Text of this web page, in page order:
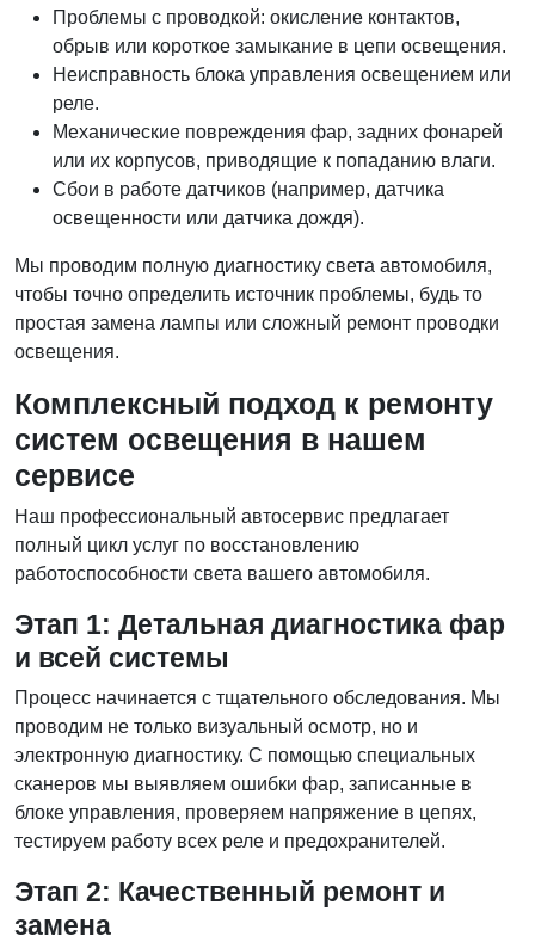
Проблемы с проводкой: окисление контактов,
обрыв или короткое замыкание в цепи освещения.
Неисправность блока управления освещением или
реле.
Механические повреждения фар, задних фонарей
или их корпусов, приводящие к попаданию влаги.
Сбои в работе датчиков (например, датчика
освещенности или датчика дождя).
Мы проводим полную диагностику света автомобиля,
чтобы точно определить источник проблемы, будь то
простая замена лампы или сложный ремонт проводки
освещения.
Комплексный подход к ремонту
систем освещения в нашем
сервисе
Наш профессиональный автосервис предлагает
полный цикл услуг по восстановлению
работоспособности света вашего автомобиля.
Этап 1: Детальная диагностика фар
и всей системы
Процесс начинается с тщательного обследования. Мы
проводим не только визуальный осмотр, но и
электронную диагностику. С помощью специальных
сканеров мы выявляем ошибки фар, записанные в
блоке управления, проверяем напряжение в цепях,
тестируем работу всех реле и предохранителей.
Этап 2: Качественный ремонт и
замена